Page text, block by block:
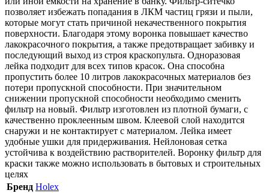
позволяет избежать попадания в ЛКМ частиц грязи и пыли,
которые могут стать причиной некачественного покрытия
поверхности. Благодаря этому воронка повышает качество
лакокрасочного покрытия, а также предотвращает забивку и
последующий выход из строя краскопульта. Одноразовая
лейка подходит для всех типов красок. Она способна
пропустить более 10 литров лакокрасочных материалов без
потери пропускной способности. При значительном
снижении пропускной способности необходимо сменить
фильтр на новый. Фильтр изготовлен из плотной бумаги, с
качественно проклеенным швом. Клеевой слой находится
снаружи и не контактирует с материалом. Лейка имеет
удобные ушки для придерживания. Нейлоновая сетка
устойчива к воздействию растворителей. Воронку фильтр для
краски также можно использовать в бытовых и строительных
целях
Бренд Holex